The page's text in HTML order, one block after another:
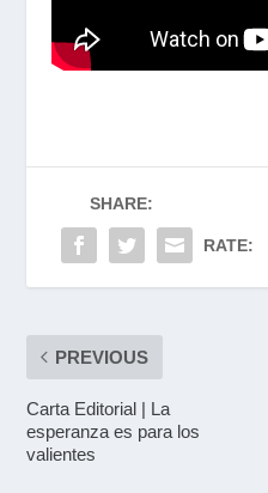
SHARE:
RATE:
PREVIOUS
Carta Editorial | La
esperanza es para los
valientes